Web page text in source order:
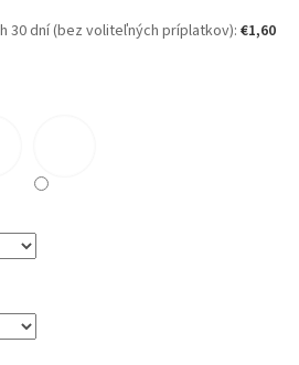
30 dní (bez voliteľných príplatkov): €1,60